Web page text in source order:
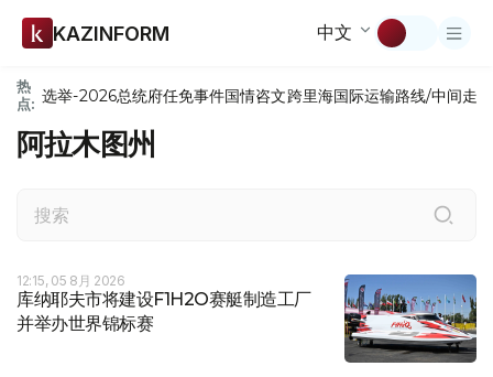
KAZINFORM 中文
热
点: 选举-2026总统府任免事件国情咨文跨里海国际运输路线/中间走廊
阿拉木图州
12:15, 05 8月 2026
库纳耶夫市将建设F1H2O赛艇制造工厂
并举办世界锦标赛